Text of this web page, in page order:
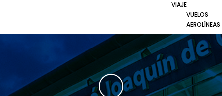
VIAJE
VUELOS
AEROLÍNEAS